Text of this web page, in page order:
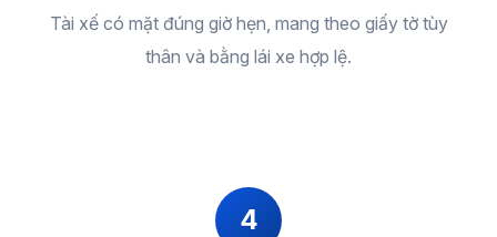
Tài xế có mặt đúng giờ hẹn, mang theo giấy tờ tùy
thân và bằng lái xe hợp lệ.
4